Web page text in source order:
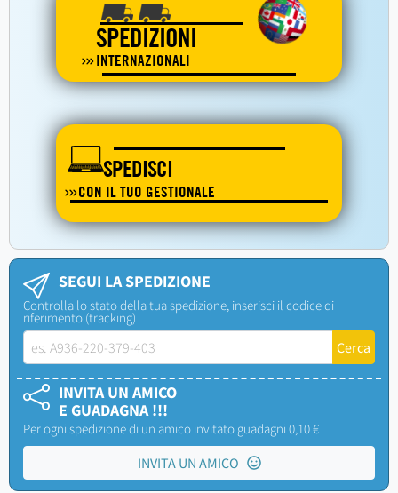
SPEDIZIONI
INTERNAZIONALI
SPEDISCI
CON IL TUO GESTIONALE
SEGUI LA SPEDIZIONE
Controlla lo stato della tua spedizione, inserisci il codice di
riferimento (tracking)
INVITA UN AMICO
E GUADAGNA !!!
Per ogni spedizione di un amico invitato guadagni 0,10 €
INVITA UN AMICO